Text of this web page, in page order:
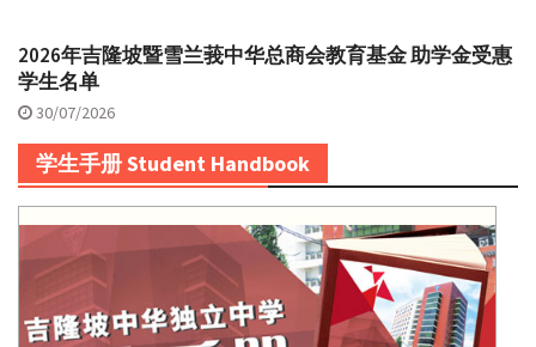
2026年吉隆坡暨雪兰莪中华总商会教育基金 助学金受惠
学生名单
30/07/2026
学生手册 Student Handbook